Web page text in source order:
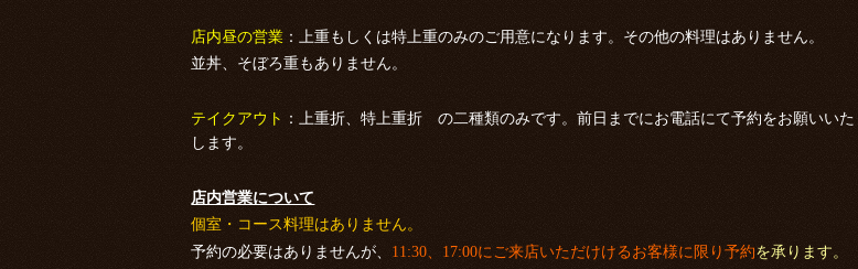
店内昼の営業 ：上重もしくは特上重のみのご用意になります。その他の料理はありません。
並丼、そぼろ重もありません。
テイクアウト ：上重折、特上重折 の二種類のみです。前日までにお電話にて予約をお願いいた
します。
店内営業について
個室・コース料理はありません。
予約の必要はありませんが、 11:30、17:00にご来店いただけけるお客様に限り予約を承ります。